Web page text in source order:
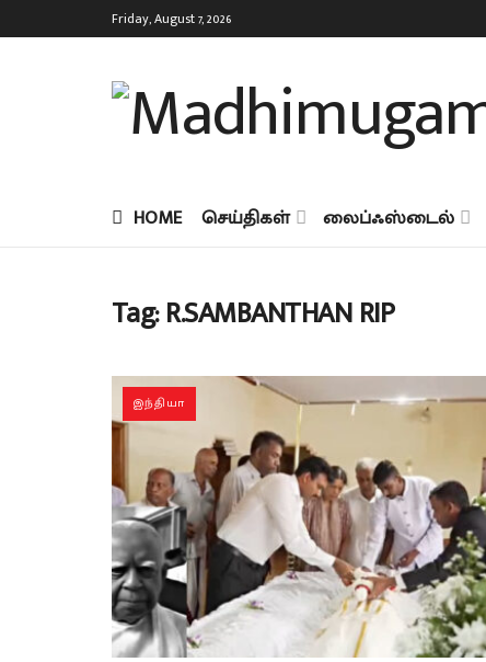
Friday, August 7, 2026
HOME செய்திகள் லைப்ஃஸ்டைல்
Tag:R.SAMBANTHAN RIP
இந்தியா